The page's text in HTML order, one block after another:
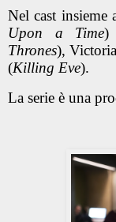
Nel cast insieme
Upon a Time)
Thrones),
(Killing Eve).
La serie è una